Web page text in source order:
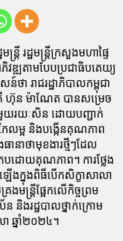
រដ្ឋមន្រ្តីក្រសួងមហាផ្ទៃ
វឌ្ឍតាមបែបប្រជាធិបតេយ្យ
ថា រាជរដ្ឋាភិបាលកម្ពុជា
ហ៊ុន ម៉ាណែត បានសម្រេច
តិ មួយរយៈសិន ដោយបញ្ជាក់
កែលម្អ និងបង្កើនគុណភាព
ានាថាមុខងារថ្មីៗដែល
កបដោយគុណភាព។ ការថ្លែង
ងក្នុងពិធីបើកសិក្ខាសាលា
មន្រ្តីផ្អែកលើកិច្ចព្រម
ន និងរដ្ឋបាលថ្នាក់ក្រោម
ា ឆ្នាំ២០២៤។